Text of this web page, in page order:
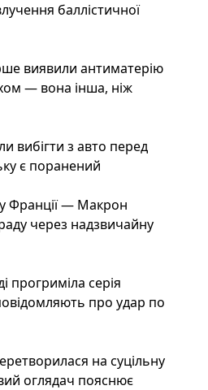
баллістичної
виявили антиматерію
— вона інша, ніж
вибігти з авто перед
є поранений
Франції — Макрон
через надзвичайну
прогриміла серія
про удар по
на суцільну
оглядач пояснює